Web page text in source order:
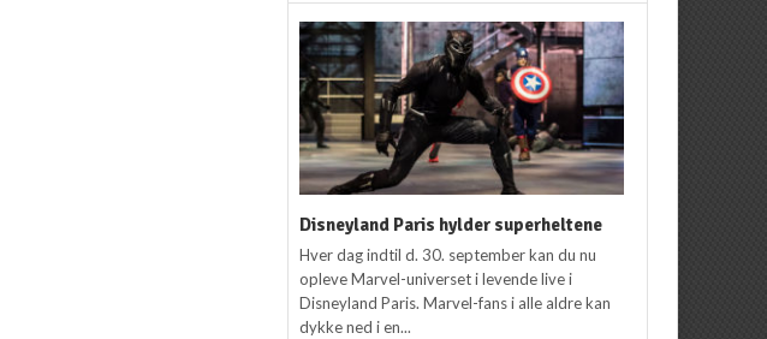
Disneyland Paris hylder superheltene
Hver dag indtil d. 30. september kan du nu
opleve Marvel-universet i levende live i
Disneyland Paris. Marvel-fans i alle aldre kan
dykke ned i en...